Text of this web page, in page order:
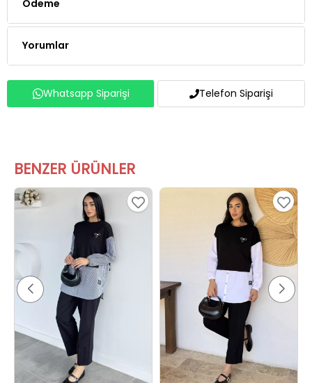
Yorumlar